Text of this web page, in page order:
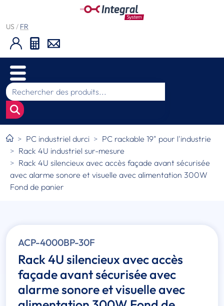
US / FR
PC industriel durci
PC rackable 19" pour l'industrie
Rack 4U industriel sur-mesure
Rack 4U silencieux avec accès façade avant sécurisée
avec alarme sonore et visuelle avec alimentation 300W
Fond de panier
ACP-4000BP-30F
Rack 4U silencieux avec accès
façade avant sécurisée avec
alarme sonore et visuelle avec